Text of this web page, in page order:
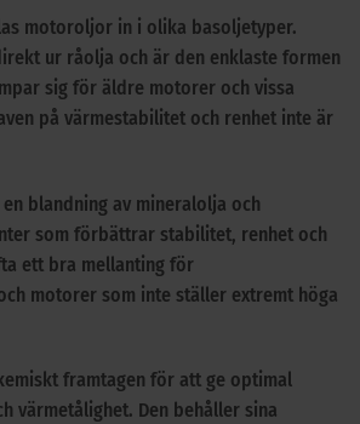
motoroljor in i olika basoljetyper.
ur råolja och är den enklaste formen
sig för äldre motorer och vissa
på värmestabilitet och renhet inte är
blandning av mineralolja och
som förbättrar stabilitet, renhet och
ett bra mellanting för
motorer som inte ställer extremt höga
framtagen för att ge optimal
värmetålighet. Den behåller sina